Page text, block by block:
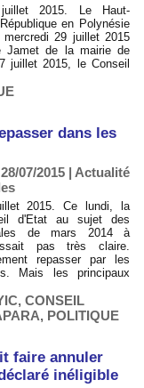
2015. Le Haut-
en Polynésie
29 juillet 2015
Jamet de la mairie de
juillet 2015, le Conseil
dans les
07/2015 | Actualité
2015. Ce lundi, la
d'Etat au sujet des
de mars 2014 à
pas très claire.
repasser par les
Mais les principaux
, CONSEIL
, POLITIQUE
faire annuler
inéligible